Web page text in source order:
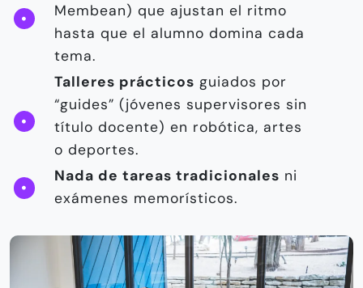
Membean) que ajustan el ritmo
hasta que el alumno domina cada
tema.
Talleres prácticos guiados por
“guides” (jóvenes supervisores sin
título docente) en robótica, artes
o deportes.
Nada de tareas tradicionales ni
exámenes memorísticos.